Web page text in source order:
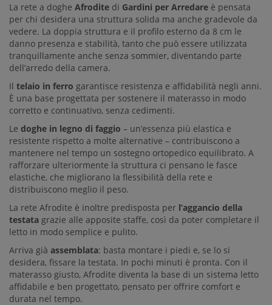
La rete a doghe Afrodite di Gardini per Arredare è pensata
per chi desidera una struttura solida ma anche gradevole da
vedere. La doppia struttura e il profilo esterno da 8 cm le
danno presenza e stabilità, tanto che può essere utilizzata
tranquillamente anche senza sommier, diventando parte
dell’arredo della camera.
Il telaio in ferro garantisce resistenza e affidabilità negli anni.
È una base progettata per sostenere il materasso in modo
corretto e continuativo, senza cedimenti.
Le doghe in legno di faggio – un’essenza più elastica e
resistente rispetto a molte alternative – contribuiscono a
mantenere nel tempo un sostegno ortopedico equilibrato. A
rafforzare ulteriormente la struttura ci pensano le fasce
elastiche, che migliorano la flessibilità della rete e
distribuiscono meglio il peso.
La rete Afrodite è inoltre predisposta per l’aggancio della
testata grazie alle apposite staffe, così da poter completare il
letto in modo semplice e pulito.
Arriva già assemblata: basta montare i piedi e, se lo si
desidera, fissare la testata. In pochi minuti è pronta. Con il
materasso giusto, Afrodite diventa la base di un sistema letto
affidabile e ben progettato, pensato per offrire comfort e
durata nel tempo.